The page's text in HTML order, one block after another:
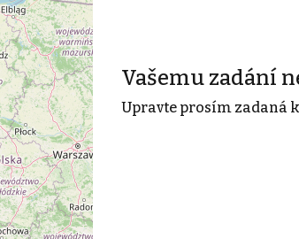
Vašemu zadání
Upravte prosím zadaná